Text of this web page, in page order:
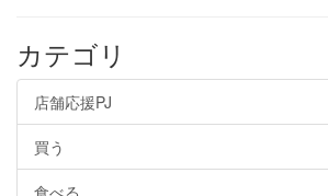
カテゴリ
店舗応援PJ
買う
食べる